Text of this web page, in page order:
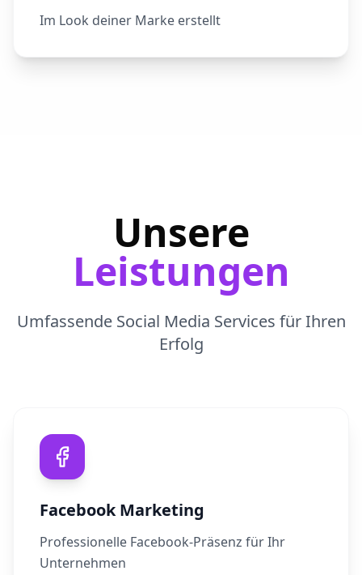
Im Look deiner Marke erstellt
Unsere
Leistungen
Umfassende Social Media Services für Ihren
Erfolg
Facebook Marketing
Professionelle Facebook-Präsenz für Ihr
Unternehmen